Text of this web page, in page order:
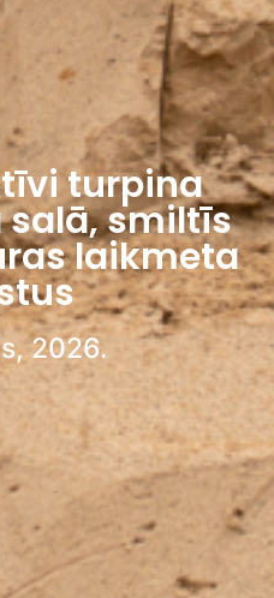
turpina
salā, smiltīs
laikmeta
2026.